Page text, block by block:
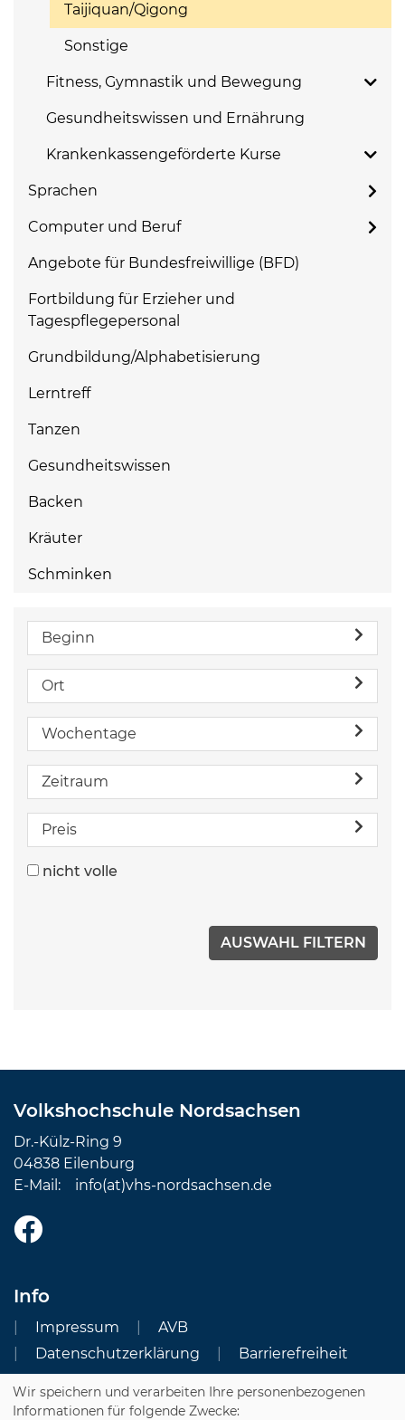
Taijiquan/Qigong
Sonstige
Fitness, Gymnastik und Bewegung
Gesundheitswissen und Ernährung
Krankenkassengeförderte Kurse
Sprachen
Computer und Beruf
Angebote für Bundesfreiwillige (BFD)
Fortbildung für Erzieher und
Tagespflegepersonal
Grundbildung/Alphabetisierung
Lerntreff
Tanzen
Gesundheitswissen
Backen
Kräuter
Schminken
Beginn
Ort
Wochentage
Zeitraum
Preis
nicht volle
Volkshochschule Nordsachsen
Dr.-Külz-Ring 9
04838 Eilenburg
E-Mail: info(at)vhs-nordsachsen.de
Info
Impressum
AVB
Datenschutzerklärung
Barrierefreiheit
Cookie Einstellungen
Wir speichern und verarbeiten Ihre personenbezogenen
Informationen für folgende Zwecke: